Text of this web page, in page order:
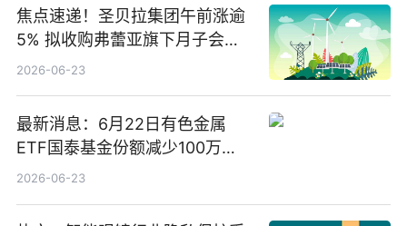
焦点速递！圣贝拉集团午前涨逾
5% 拟收购弗蕾亚旗下月子会所
业务少数股权
2026-06-23
最新消息：6月22日有色金属
ETF国泰基金份额减少100万
份，重仓股紫金矿业、洛阳钼
2026-06-23